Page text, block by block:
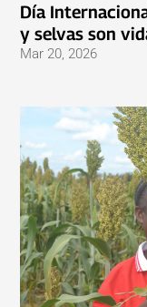
Día
y selvas son
Mar 20, 2026